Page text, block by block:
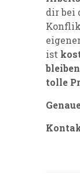
dir bei
ist
tolle